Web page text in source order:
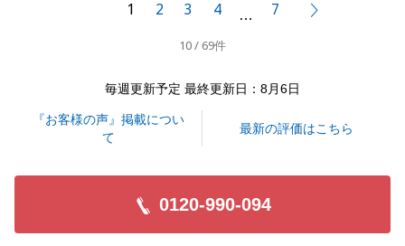
どうぞ引き続きよろしくお願い申し上げます。
1 2 3 4 … 7
10 / 69件
毎週更新予定 最終更新日：8月6日
『お客様の声』掲載につい
て
最新の評価はこちら
0120-990-094